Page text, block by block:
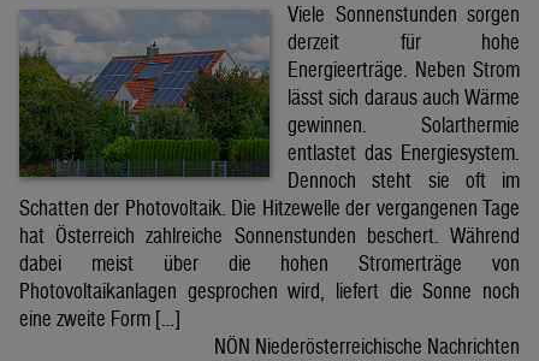
Viele Sonnenstunden sorgen
derzeit für hohe
Energieerträge. Neben Strom
lässt sich daraus auch Wärme
gewinnen. Solarthermie
entlastet das Energiesystem.
Dennoch steht sie oft im
Schatten der Photovoltaik. Die Hitzewelle der vergangenen Tage
hat Österreich zahlreiche Sonnenstunden beschert. Während
dabei meist über die hohen Stromerträge von
Photovoltaikanlagen gesprochen wird, liefert die Sonne noch
eine zweite Form […]
NÖN Niederösterreichische Nachrichten